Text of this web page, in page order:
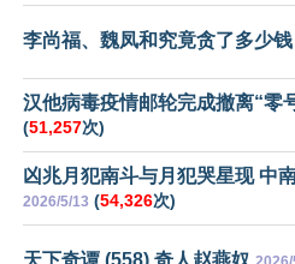
李尚福、魏凤和究竟贪了多少
汉他病毒疫情邮轮完成撤离“零
(51,257次)
凶兆月犯南斗与月犯哭星现 中
2026/5/13 (54,326次)